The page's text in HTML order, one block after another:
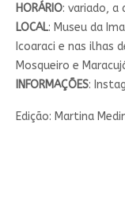
HORÁRIO: variado, a
LOCAL: Museu da
Icoaraci e nas ilhas
Mosqueiro e
INFORMAÇÕES:
Edição: Martina